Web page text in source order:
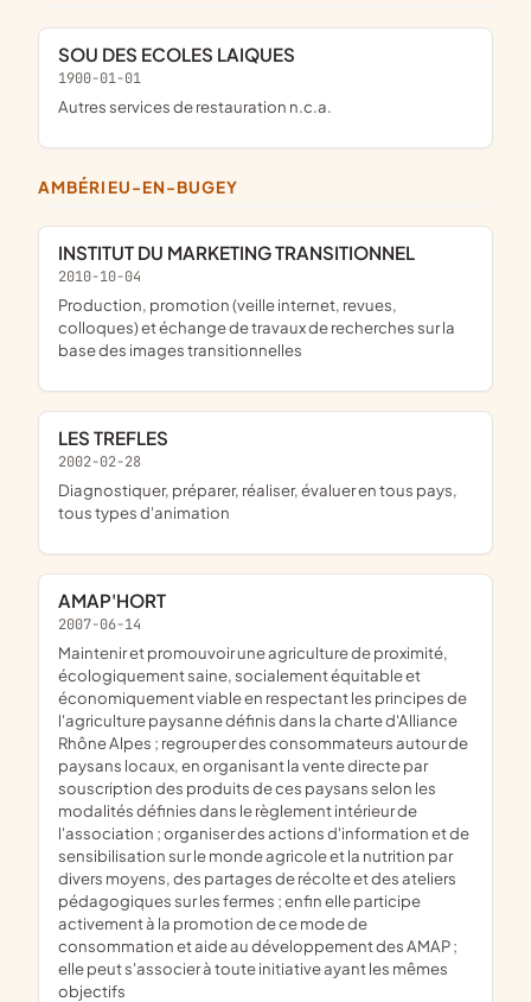
SOU DES ECOLES LAIQUES
1900-01-01
Autres services de restauration n.c.a.
AMBÉRIEU-EN-BUGEY
INSTITUT DU MARKETING TRANSITIONNEL
2010-10-04
production, promotion (veille internet, revues,
colloques) et échange de travaux de recherches sur la
base des images transitionnelles
LES TREFLES
2002-02-28
diagnostiquer, préparer, réaliser, évaluer en tous pays,
tous types d'animation
AMAP'HORT
2007-06-14
maintenir et promouvoir une agriculture de proximité,
écologiquement saine, socialement équitable et
économiquement viable en respectant les principes de
l'agriculture paysanne définis dans la charte d'Alliance
Rhône Alpes ; regrouper des consommateurs autour de
paysans locaux, en organisant la vente directe par
souscription des produits de ces paysans selon les
modalités définies dans le règlement intérieur de
l'association ; organiser des actions d'information et de
sensibilisation sur le monde agricole et la nutrition par
divers moyens, des partages de récolte et des ateliers
pédagogiques sur les fermes ; enfin elle participe
activement à la promotion de ce mode de
consommation et aide au développement des AMAP ;
elle peut s'associer à toute initiative ayant les mêmes
objectifs